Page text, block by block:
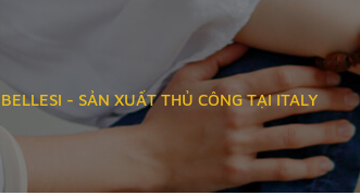
- SẢN XUẤT THỦ CÔNG TẠI ITALY